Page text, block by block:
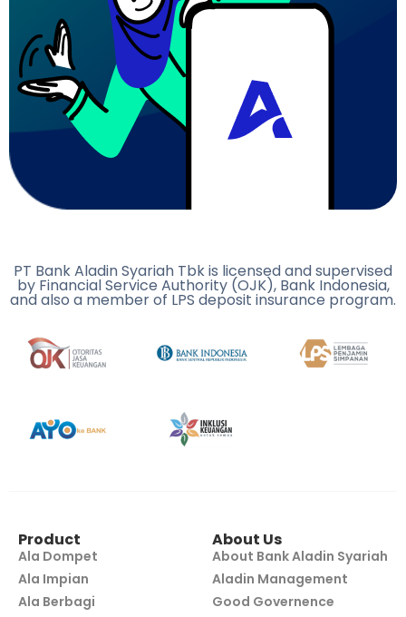
PT Bank Aladin Syariah Tbk is licensed and supervised
by Financial Service Authority (OJK), Bank Indonesia,
and also a member of LPS deposit insurance program.
Product
Ala Dompet
Ala Impian
Ala Berbagi
About Us
About Bank Aladin Syariah
Aladin Management
Good Governence